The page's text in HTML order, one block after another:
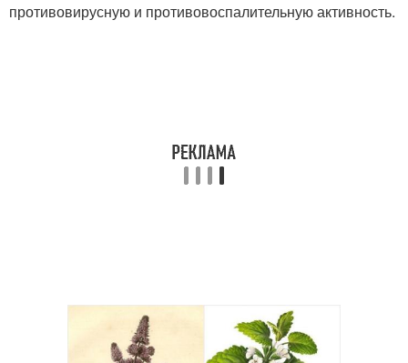
противовирусную и противовоспалительную активность.